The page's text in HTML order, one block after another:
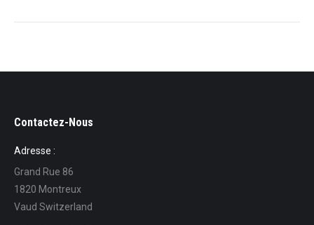
Contactez-Nous
Adresse :
Grand Rue 86
1820 Montreux
Vaud Switzerland